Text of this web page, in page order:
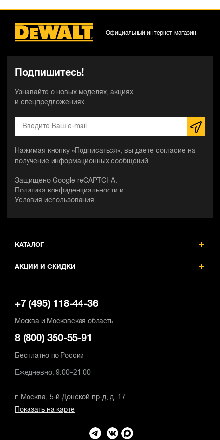
КАТАЛОГ
АКЦИИ И СКИДКИ
Подпишитесь!
Узнавайте о новых моделях, акциях
и спецпредложениях
Нажимая кнопку «Подписаться», вы даете согласие на
получение информационных сообщений.
Защищено Google reCAPTCHA.
Политика конфиденциальности и
Условия использования.
Официальный интернет-магазин
+7 (495) 118-44-36
Москва и Московская область
8 (800) 350-55-91
Бесплатно по России
Ежедневно: 9:00–21:00
г. Москва, 5-й Донской пр-д, д. 17
Показать на карте